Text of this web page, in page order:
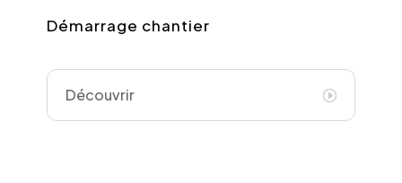
Démarrage chantier
Découvrir